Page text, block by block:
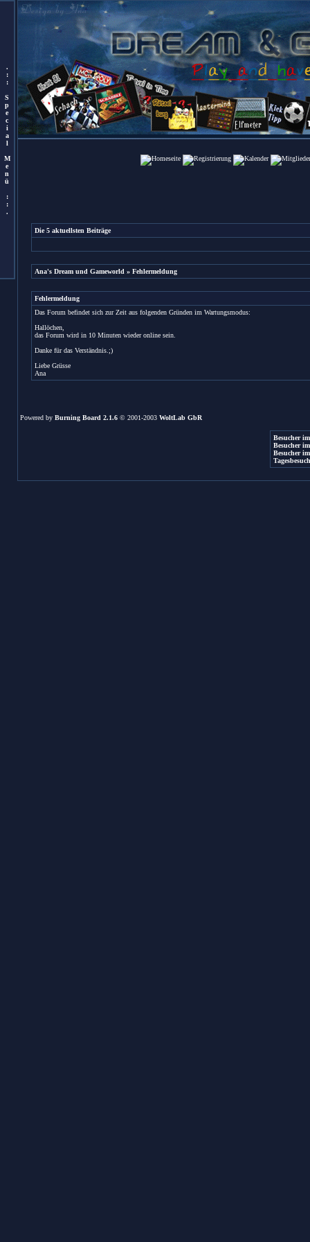
.
:
:
S
p
e
c
i
a
l
M
e
n
ü
:
:
.
Die 5 aktuellsten Beiträge
Ana's Dream und Gameworld » Fehlermeldung
Fehlermeldung
Das Forum befindet sich zur Zeit aus folgenden Gründen im Wartungsmodus:
Hallöchen,
das Forum wird in 10 Minuten wieder online sein.
Danke für das Verständnis.;)
Liebe Grüsse
Ana
Powered by Burning Board 2.1.6© 2001-2003 WoltLab GbR
Besucher
Besucher
Besucher